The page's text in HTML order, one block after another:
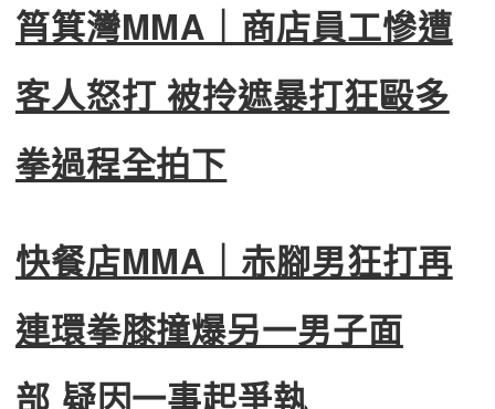
筲箕灣MMA｜商店員工慘遭
客人怒打 被拎遮暴打狂毆多
拳過程全拍下
快餐店MMA｜赤腳男狂打再
連環拳膝撞爆另一男子面
部 疑因一事起爭執